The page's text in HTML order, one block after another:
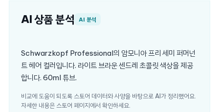
AI 상품 분석 AI 분석
Schwarzkopf Professional의 암모니아 프리 세미 퍼머넌
트 헤어 컬러입니다. 라이트 브라운 센드레 초콜릿 색상을 제공
합니다. 60ml 튜브.
비교에 도움이 되도록 스토어 데이터와 사양을 바탕으로 AI가 정리했어요.
자세한 내용은 스토어 페이지에서 확인하세요.